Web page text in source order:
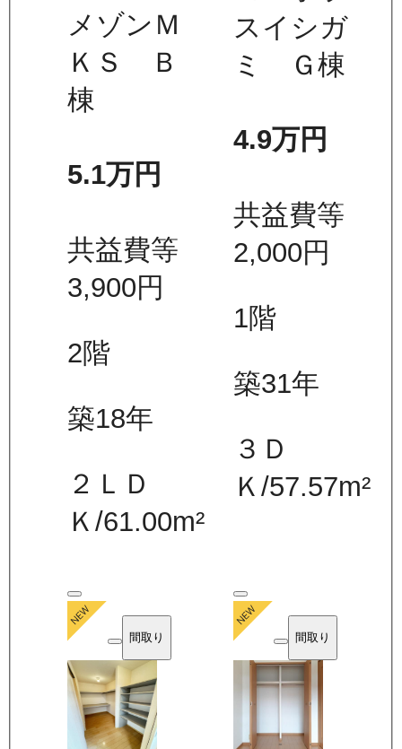
メゾンＭ
ＫＳ Ｂ
棟
5.1万円
共益費等
3,900円
2階
築18年
２ＬＤ
Ｋ/61.00m²
スイシガ
ミ Ｇ棟
4.9万円
共益費等
2,000円
1階
築31年
３Ｄ
Ｋ /57.57m²
間取り 間取り